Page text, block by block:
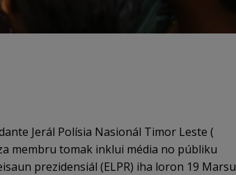
Jerál Polísia Nasionál Timor Leste (
membru tomak inklui média no públiku
prezidensiál (ELPR) iha loron 19 Marsu